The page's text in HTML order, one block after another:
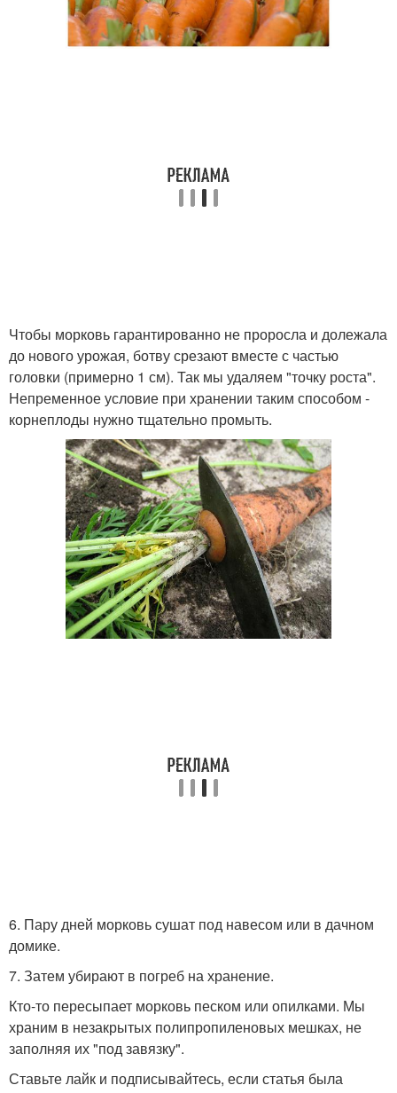
Чтобы морковь гарантированно не проросла и долежала
до нового урожая, ботву срезают вместе с частью
головки (примерно 1 см). Так мы удаляем "точку роста".
Непременное условие при хранении таким способом -
корнеплоды нужно тщательно промыть.
6. Пару дней морковь сушат под навесом или в дачном
домике.
7. Затем убирают в погреб на хранение.
Кто-то пересыпает морковь песком или опилками. Мы
храним в незакрытых полипропиленовых мешках, не
заполняя их "под завязку".
Ставьте лайк и подписывайтесь, если статья была